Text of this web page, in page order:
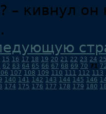
– кивнул
15 16 17 18 19 20 21 22 23 24
62 63 64 65 66 67 68 69 70 71
107 108 109 110 111 112 113
140 141 142 143 144 145 146
174 175 176 177 178 179 180